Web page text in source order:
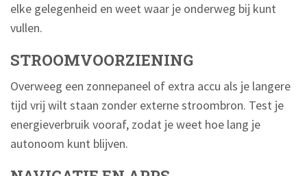
elke gelegenheid en weet waar je onderweg bij kunt
vullen.
STROOMVOORZIENING
Overweeg een zonnepaneel of extra accu als je langere
tijd vrij wilt staan zonder externe stroombron. Test je
energieverbruik vooraf, zodat je weet hoe lang je
autonoom kunt blijven.